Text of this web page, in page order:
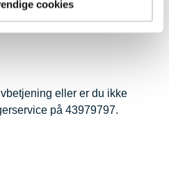
cookies
i 6 måneder, hvorefter
eller er du ikke
på 43979797.